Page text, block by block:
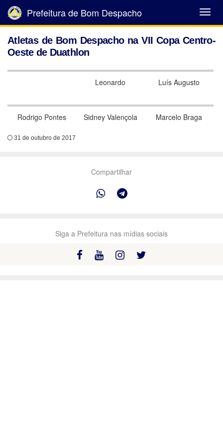
Abrir
Menu
Prefeitura de Bom Despacho
Atletas de Bom Despacho na VII Copa Centro-
Oeste de Duathlon
Leonardo Luís Augusto
Rodrigo Pontes Sidney Valençola Marcelo Braga
31 de outubro de 2017
Compartilhar
Siga a Prefeitura nas mídias sociais